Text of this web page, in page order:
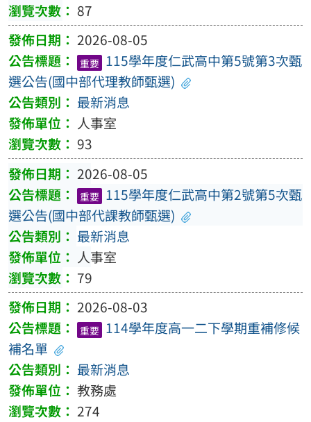
87
2026-08-05
重要 115學年度仁武高中第5號第3次甄
選公告(國中部代理教師甄選)
最新消息
人事室
93
2026-08-05
重要 115學年度仁武高中第2號第5次甄
選公告(國中部代課教師甄選)
最新消息
人事室
79
2026-08-03
重要 114學年度高一二下學期重補修候
補名單
最新消息
教務處
274